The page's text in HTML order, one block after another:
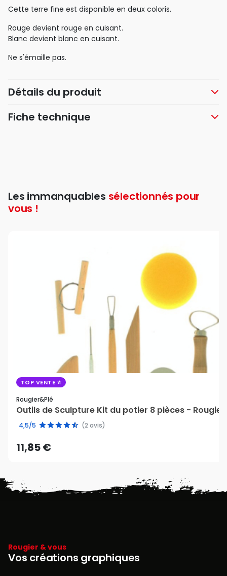
Cette terre fine est disponible en deux coloris.
Rouge devient rouge en cuisant.
Blanc devient blanc en cuisant.
Ne s'émaille pas.
Détails du produit
Fiche technique
Les immanquables sélectionnés pour
vous !
TOP VENTE
Rougier&plé
Outils de Sculpture Kit du potier 8 pièces -
4,5/5 (2 avis)
11,85 €
Rougier & vous
Vos créations graphiques